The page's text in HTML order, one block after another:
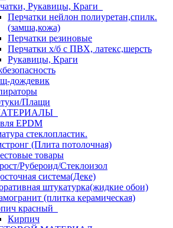
Рукавицы, Краги
Перчатки нейлон полиуретан,спилк.
(замша,кожа)
Перчатки резиновые
Перчатки х/б с ПВХ, латекс,шерсть
Рукавицы, Краги
дождевик
Плащи
ЕРDM
стеклопластик.
(Плита потолочная)
товары
Рубероид/Стеклоизол
система(Деке)
штукатурка(жидкие обои)
(плитка керамическая)
красный
Кирпич